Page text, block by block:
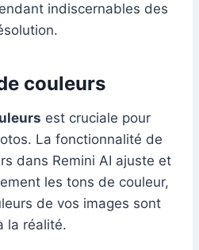
indiscernables des
couleurs
est cruciale pour
La fonctionnalité de
dans Remini AI ajuste et
les tons de couleur,
de vos images sont
la réalité.